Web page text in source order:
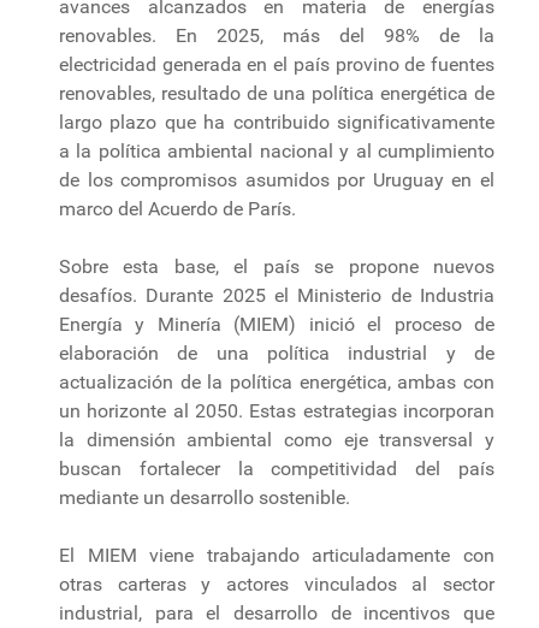
avances alcanzados en materia de energías
renovables. En 2025, más del 98% de la
electricidad generada en el país provino de fuentes
renovables, resultado de una política energética de
largo plazo que ha contribuido significativamente
a la política ambiental nacional y al cumplimiento
de los compromisos asumidos por Uruguay en el
marco del Acuerdo de París.
Sobre esta base, el país se propone nuevos
desafíos. Durante 2025 el Ministerio de Industria
Energía y Minería (MIEM) inició el proceso de
elaboración de una política industrial y de
actualización de la política energética, ambas con
un horizonte al 2050. Estas estrategias incorporan
la dimensión ambiental como eje transversal y
buscan fortalecer la competitividad del país
mediante un desarrollo sostenible.
El MIEM viene trabajando articuladamente con
otras carteras y actores vinculados al sector
industrial, para el desarrollo de incentivos que